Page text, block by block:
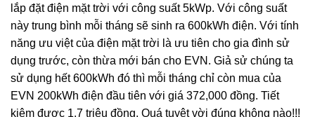
lắp đặt điện mặt trời với công suất 5kWp. Với công suất
này trung bình mỗi tháng sẽ sinh ra 600kWh điện. Với tính
năng ưu việt của điện mặt trời là ưu tiên cho gia đình sử
dụng trước, còn thừa mới bán cho EVN. Giả sử chúng ta
sử dụng hết 600kWh đó thì mỗi tháng chỉ còn mua của
EVN 200kWh điện đầu tiên với giá 372,000 đồng. Tiết
kiệm được 1.7 triệu đồng. Quá tuyệt vời đúng không nào!!!